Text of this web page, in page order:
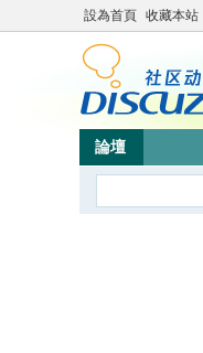
設為首頁 收藏本站
論壇